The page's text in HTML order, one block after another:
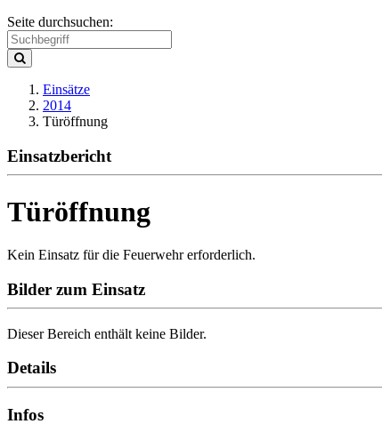
Seite durchsuchen:
Einsätze
2014
Türöffnung
Einsatzbericht
Türöffnung
Kein Einsatz für die Feuerwehr erforderlich.
Bilder zum Einsatz
Dieser Bereich enthält keine Bilder.
Details
Infos